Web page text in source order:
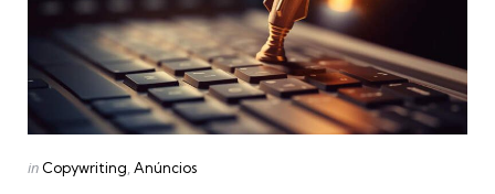
Categories
Posted
in Copywriting Anúncios